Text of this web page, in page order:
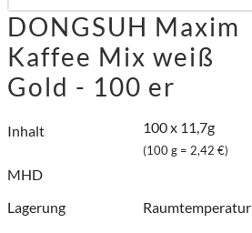
DONGSUH Maxim
Kaffee Mix weiß
Gold - 100 er
Inhalt 100 x 11,7g
(100 g = 2,42 €)
MHD
Lagerung
Raumtemperatur